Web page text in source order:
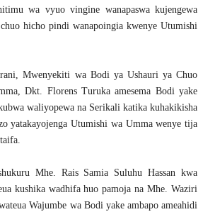
wa vyuo vingine wanapaswa kujengewa
hicho pindi wanapoingia kwenye Utumishi
Mwenyekiti wa Bodi ya Ushauri ya Chuo
Dkt. Florens Turuka amesema Bodi yake
waliyopewa na Serikali katika kuhakikisha
yatakayojenga Utumishi wa Umma wenye tija
Mhe. Rais Samia Suluhu Hassan kwa
kushika wadhifa huo pamoja na Mhe. Waziri
Wajumbe wa Bodi yake ambapo ameahidi